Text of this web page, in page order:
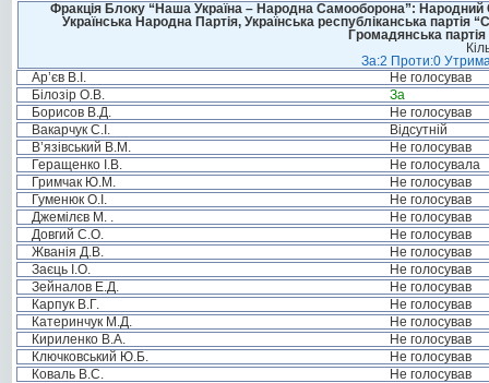
Фракція Блоку “Наша Україна – Народна Самооборона”: Народний
Українська Народна Партія, Українська республіканська
Громадянська
За:2 Проти:0
Ар’єв В.І.
Не голосував
Білозір О.В.
За
Борисов В.Д.
Не голосував
Вакарчук С.І.
Відсутній
В’язівський В.М.
Не голосував
Геращенко І.В.
Не голосувала
Гримчак Ю.М.
Не голосував
Гуменюк О.І.
Не голосував
Джемілєв М. .
Не голосував
Довгий С.О.
Не голосував
Жванія Д.В.
Не голосував
Заєць І.О.
Не голосував
Зейналов Е.Д.
Не голосував
Карпук В.Г.
Не голосував
Катеринчук М.Д.
Не голосував
Кириленко В.А.
Не голосував
Ключковський Ю.Б.
Не голосував
Коваль В.С.
Не голосував